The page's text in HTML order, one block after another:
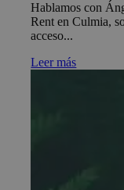
Hablamos con
Rent en Culmia,
acceso...
Leer más